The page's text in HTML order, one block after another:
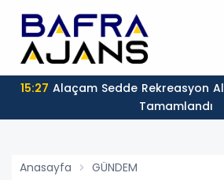
15:27
Tamamlandı
Anasayfa GÜNDEM